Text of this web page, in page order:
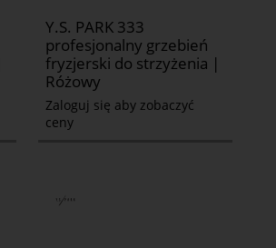
Y.S. PARK 333
profesjonalny grzebień
fryzjerski do strzyżenia |
Różowy
Zaloguj się aby zobaczyć
ceny